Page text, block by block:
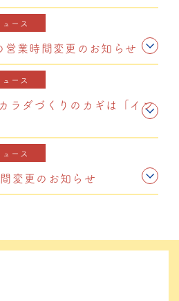
ュース
業時間変更のお知らせ
ュース
ラダづくりのカギは「イン
ュース
変更のお知らせ